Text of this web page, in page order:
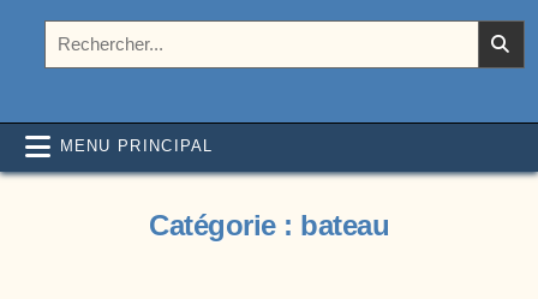
Photoshoplus
MENU PRINCIPAL
Catégorie : bateau